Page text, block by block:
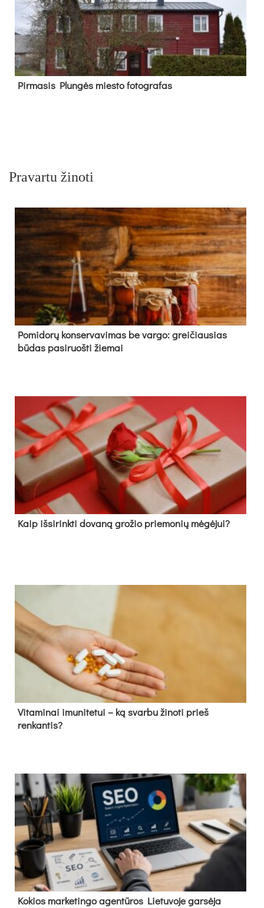
Pir­ma­sis Plun­gės mies­to fo­tog­ra­fas
Pravartu žinoti
Pomidorų konservavimas be vargo: greičiausias
būdas pasiruošti žiemai
Kaip išsirinkti dovaną grožio priemonių mėgėjui?
Vitaminai imunitetui – ką svarbu žinoti prieš
renkantis?
Kokios marketingo agentūros Lietuvoje garsėja